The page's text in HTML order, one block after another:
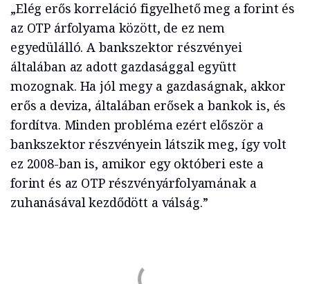
„Elég erős korreláció figyelhető meg a forint és
az OTP árfolyama között, de ez nem
egyedülálló. A bankszektor részvényei
általában az adott gazdasággal együtt
mozognak. Ha jól megy a gazdaságnak, akkor
erős a deviza, általában erősek a bankok is, és
fordítva. Minden probléma ezért először a
bankszektor részvényein látszik meg, így volt
ez 2008-ban is, amikor egy októberi este a
forint és az OTP részvényárfolyamának a
zuhanásával kezdődött a válság.”